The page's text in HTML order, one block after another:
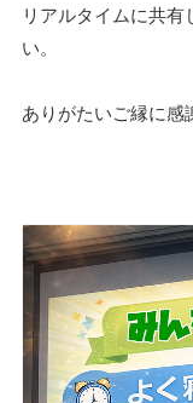
リアルタイムに共
い。
ありがたいご縁に感